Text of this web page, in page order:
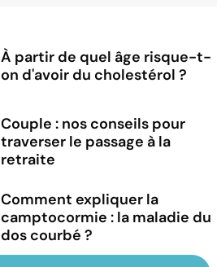
À partir de quel âge risque-t-
on d'avoir du cholestérol ?
Couple : nos conseils pour
traverser le passage à la
retraite
Comment expliquer la
camptocormie : la maladie du
dos courbé ?